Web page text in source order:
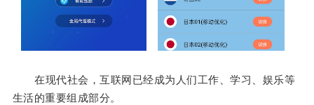
在现代社会，互联网已经成为人们工作、学习、娱乐等
生活的重要组成部分。